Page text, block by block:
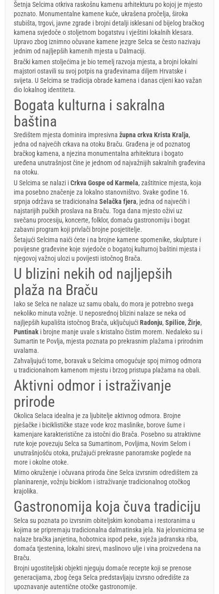
Šetnja Selcima otkriva raskošnu kamenu arhitekturu po kojoj je mjesto
poznato. Monumentalne kamene kuće, ukrašena pročelja, široka
stubišta, trgovi, javne zgrade i brojni detalji isklesani od bijelog bračkog
kamena svjedoče o stoljetnom bogatstvu i vještini lokalnih klesara.
Upravo zbog iznimno očuvane kamene jezgre Selca se često nazivaju
jednim od najljepših kamenih mjesta u Dalmaciji.
Brački kamen stoljećima je bio temelj razvoja mjesta, a brojni lokalni
majstori ostavili su svoj potpis na građevinama diljem Hrvatske i
svijeta. U Selcima se tradicija obrade kamena i danas cijeni kao važan
dio lokalnog identiteta.
Bogata kulturna i sakralna
baština
Središtem mjesta dominira impresivna župna crkva Krista Kralja,
jedna od najvećih crkava na otoku Braču. Građena je od poznatog
bračkog kamena, a njezina monumentalna arhitektura i bogato
uređena unutrašnjost čine je jednom od najvažnijih sakralnih građevina
na otoku.
U Selcima se nalazi iCrkva Gospe od Karmela, zaštitnice mjesta, koja
ima posebno značenje za lokalno stanovništvo. Svake godine 16.
srpnja održava se tradicionalna Selačka fjera, jedna od najvećih i
najstarijih pučkih proslava na Braču. Toga dana mjesto oživi uz
svečanu procesiju, koncerte, folklor, domaću gastronomiju i bogat
zabavni program koji privlači brojne posjetitelje.
Šetajući Selcima naići ćete i na brojne kamene spomenike, skulpture i
povijesne građevine koje svjedoče o bogatoj kulturnoj baštini mjesta i
njegovoj važnoj ulozi u povijesti istočnog Brača.
U blizini nekih od najljepših
plaža na Braču
Iako se Selca ne nalaze uz samu obalu, do mora je potrebno svega
nekoliko minuta vožnje. U neposrednoj blizini nalaze se neka od
najljepših kupališta istočnog Brača, uključujućiRadonju, Spilice, Žirje,
Puntinak i brojne manje uvale s kristalno čistim morem. Nedaleko su i
Sumartin te Povlja, mjesta poznata po prekrasnim plažama i prirodnim
uvalama.
Zahvaljujući tome, boravak u Selcima omogućuje spoj mirnog odmora
u tradicionalnom kamenom mjestu i brzog pristupa plažama na obali.
Aktivni odmor i istraživanje
prirode
Okolica Selaca idealna je za ljubitelje aktivnog odmora. Brojne
pješačke i biciklističke staze vode kroz maslinike, borove šume i
kamenjare karakteristične za istočni dio Brača. Posebno su atraktivne
rute koje povezuju Selca sa Sumartinom, Povljima, Novim Selom i
unutrašnjošću otoka, pružajući prekrasne panoramske poglede na
more i okolne otoke.
Mirno okruženje i očuvana priroda čine Selca izvrsnim odredištem za
planinarenje, vožnju biciklom i istraživanje tradicionalnog otočkog
krajolika.
Gastronomija koja čuva tradiciju
Selca su poznata po izvrsnim obiteljskim konobama i restoranima u
kojima se pripremaju tradicionalna dalmatinska jela. Na jelovnicima se
nalaze bračka janjetina, hobotnica ispod peke, svježa jadranska riba,
domaća tjestenina, lokalni sirevi, maslinovo ulje i vina proizvedena na
Braču.
Brojni ugostiteljski objekti njeguju domaće recepte koji se prenose
generacijama, zbog čega Selca predstavljaju izvrsno odredište za
upoznavanje autentične otočke gastronomije.